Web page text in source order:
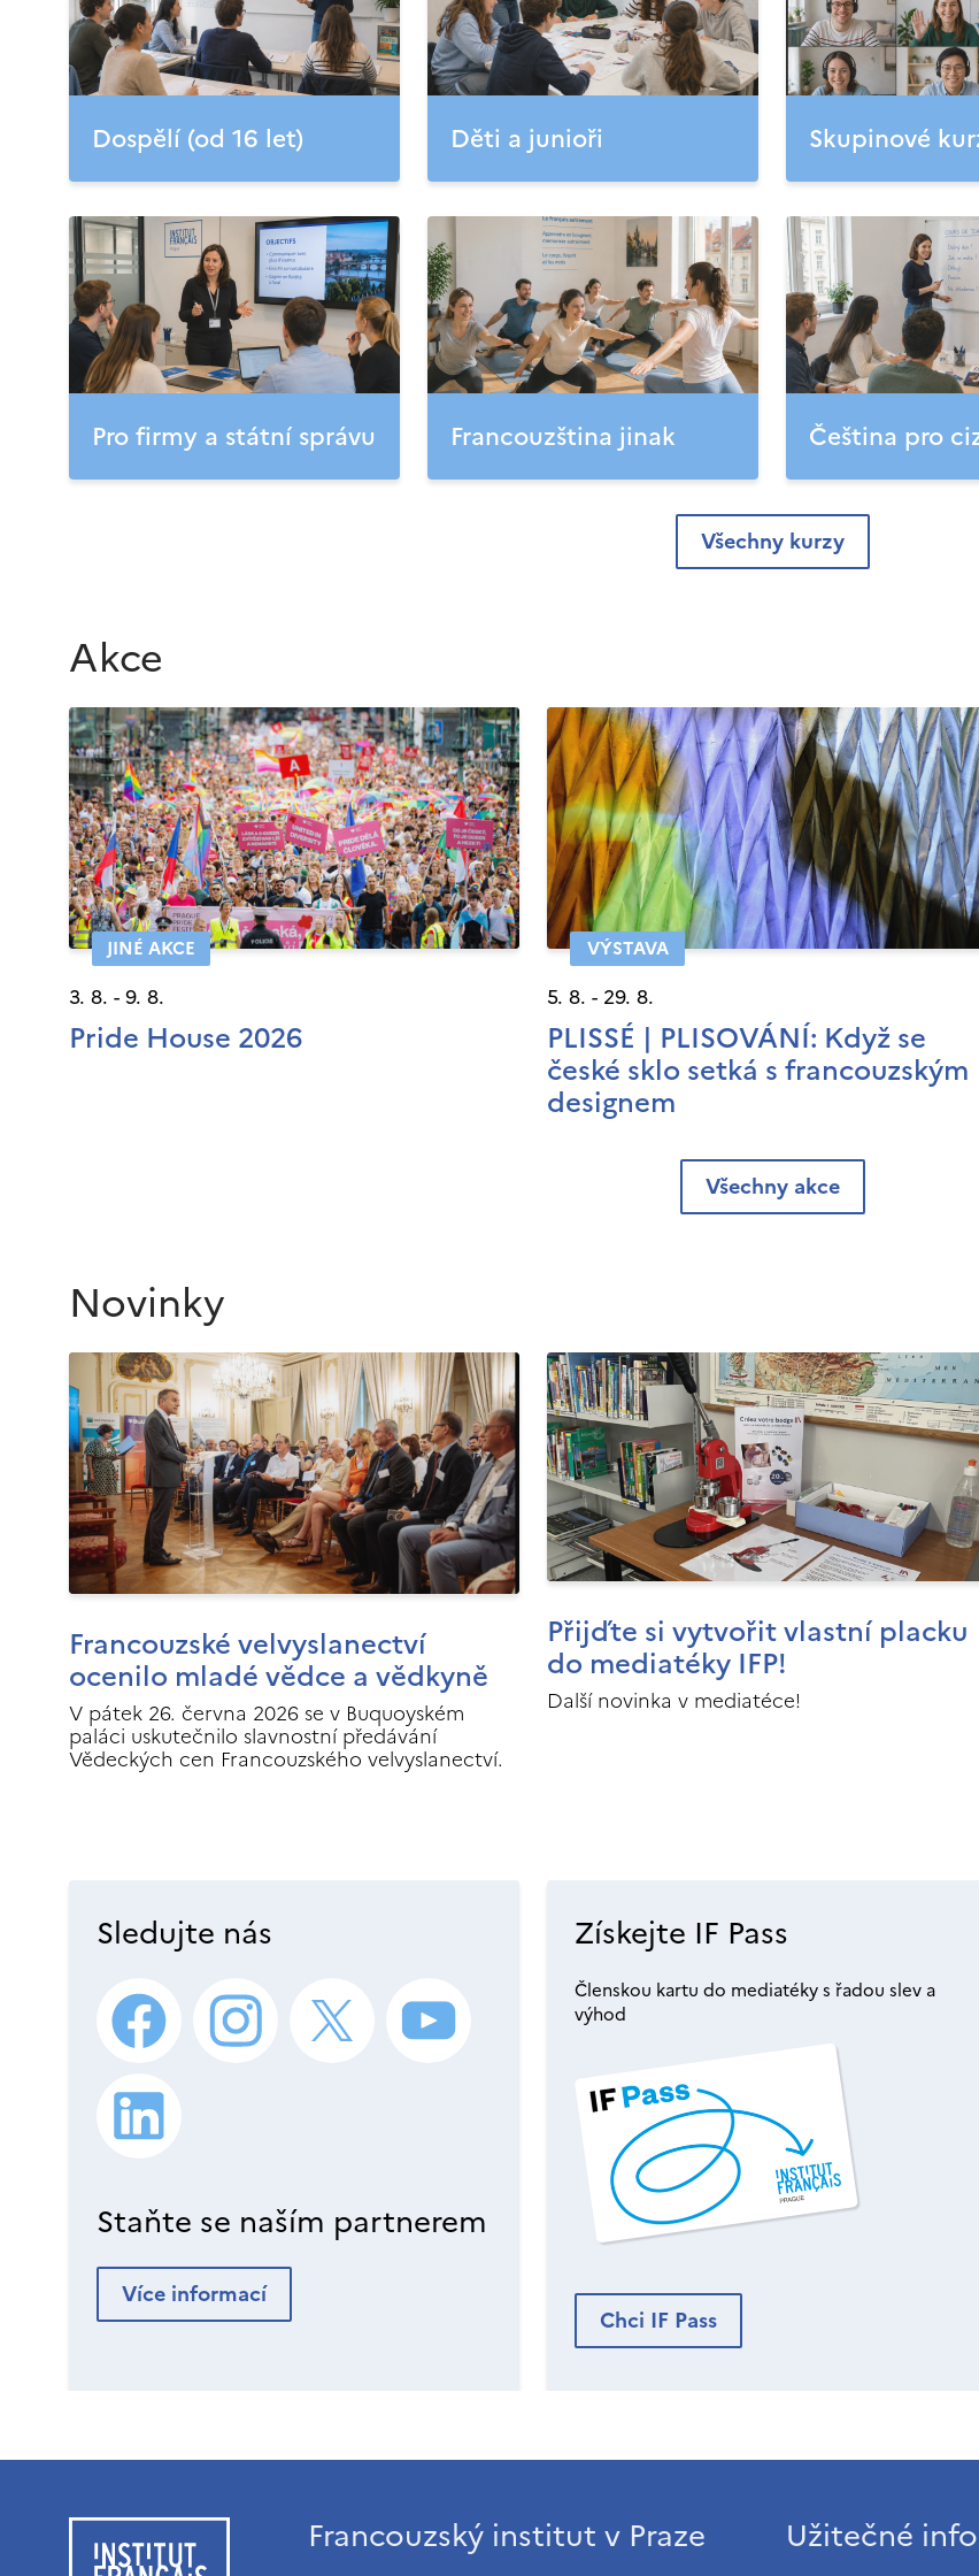
Dospělí (od 16 let) Děti a junioři Skupinové
Pro firmy a státní správu Francouzština jinak Čeština pro
Všechny kurzy
Akce
JINÉ AKCE
3. 8. - 9. 8.
Pride House 2026
VÝSTAVA
5. 8. - 29. 8.
PLISSÉ | PLISOVÁNÍ: Když se
české sklo setká s francouzským
designem
Všechny akce
Novinky
Francouzské velvyslanectví
ocenilo mladé vědce a vědkyně
V pátek 26. června 2026 se v Buquoyském
paláci uskutečnilo slavnostní předávání
Vědeckých cen Francouzského velvyslanectví.
Přijďte si vytvořit vlastní placku
do mediatéky IFP!
Další novinka v mediatéce!
Sledujte nás
Staňte se naším partnerem
Více informací
Získejte IF Pass
Členskou kartu do mediatéky s řadou slev a
výhod
Chci IF Pass
Francouzský institut v Praze Užitečné